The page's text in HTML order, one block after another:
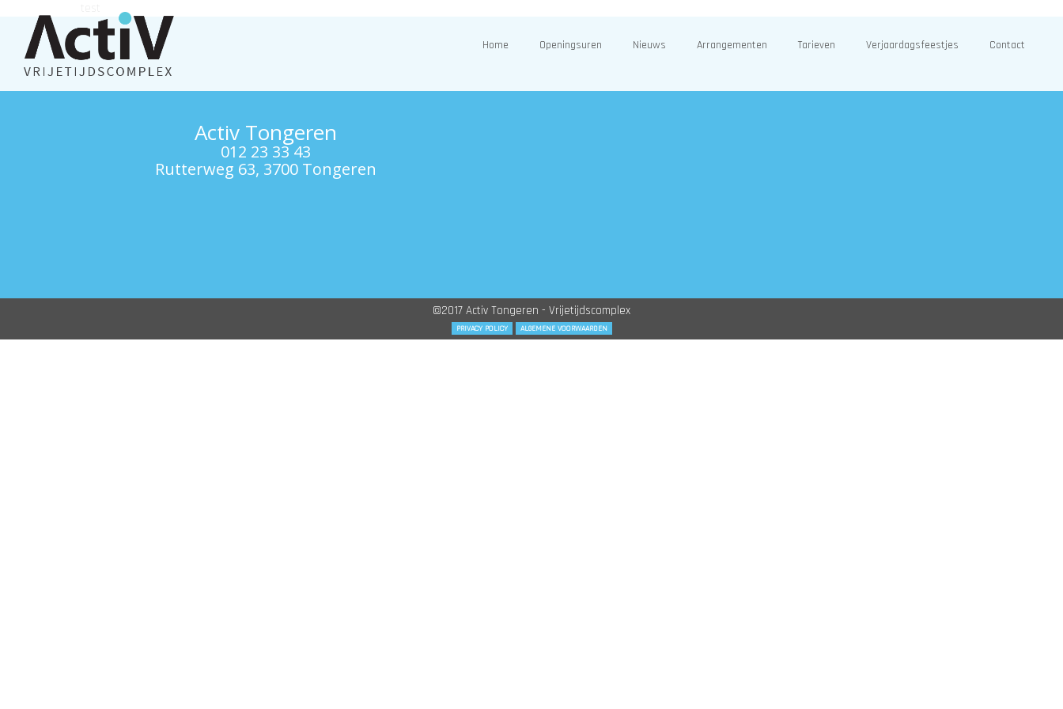
Home Openingsuren Nieuws Arrangementen Tarieven Verjaardagsfeestjes Contact
Activ Tongeren
012 23 33 43
Rutterweg 63, 3700 Tongeren
©2017 Activ Tongeren - Vrijetijdscomplex
PRIVACY POLICY ALGEMENE VOORWAARDEN